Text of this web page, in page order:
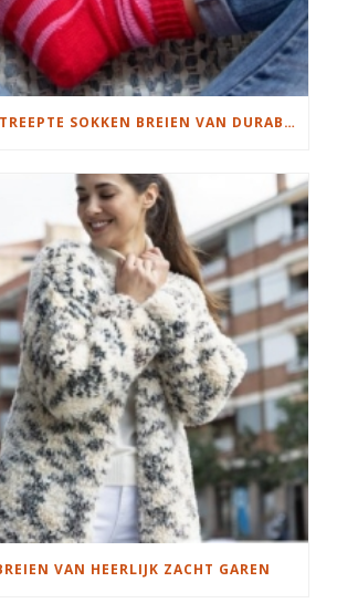
MOOIE DIKGESTREEPTE SOKKEN BREIEN VAN DURABLE GAREN
VAN HEERLIJK ZACHT GAREN